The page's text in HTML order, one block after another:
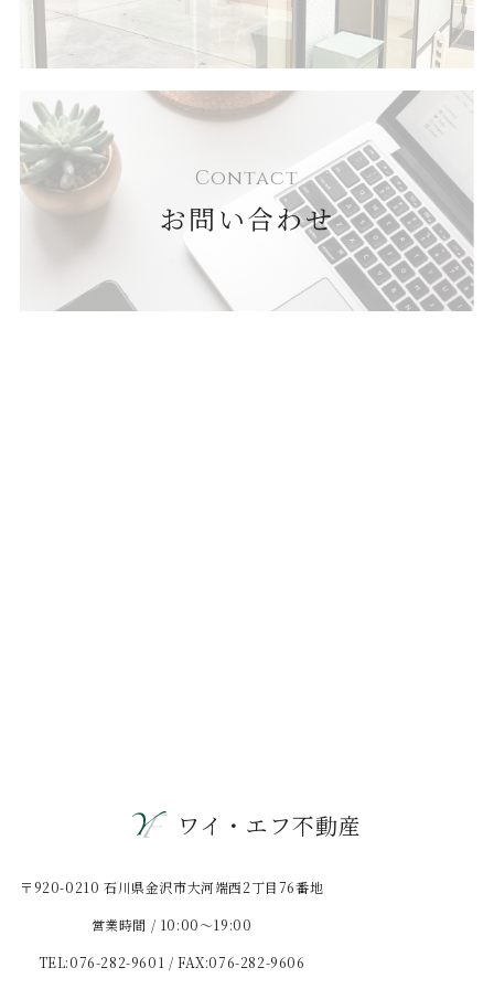
Contact
お問い合わせ
ワイ・エフ不動産
〒920-0210 石川県金沢市大河端西2丁目76番地
営業時間 / 10:00〜19:00
TEL:076-282-9601 / FAX:076-282-9606